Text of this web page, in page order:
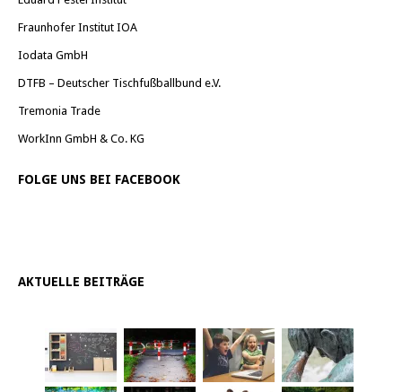
Fraunhofer Institut IOA
Iodata GmbH
DTFB – Deutscher Tischfußballbund e.V.
Tremonia Trade
WorkInn GmbH & Co. KG
FOLGE UNS BEI FACEBOOK
AKTUELLE BEITRÄGE